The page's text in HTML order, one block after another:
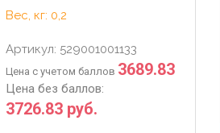
Вес, кг: 0,2
Артикул: 529001001133
Цена с учетом баллов 3689.83
Цена без баллов:
3726.83 руб.